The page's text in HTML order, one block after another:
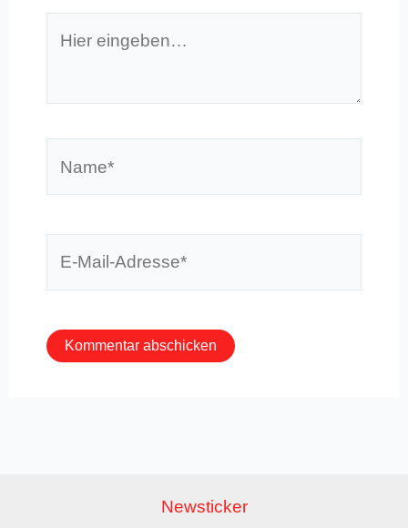
eingeben…
Newsticker